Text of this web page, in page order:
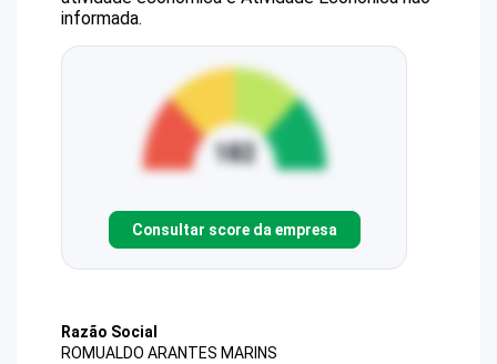
informada.
Consultar score da empresa
Razão Social
ROMUALDO ARANTES MARINS